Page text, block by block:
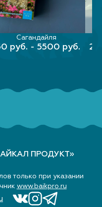
ПАРАМЕТРЫ
Сагандайля
руб. - 5500 руб.
ПРОДУКТ»
только при указании
www.baikpro.ru